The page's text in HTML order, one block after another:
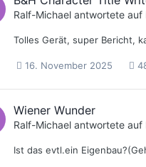
Ralf-Michael antwortete auf
Tolles Gerät, super Bericht,
16. November 2025
Wiener Wunder
Ralf-Michael antwortete auf
Ist das evtl.ein